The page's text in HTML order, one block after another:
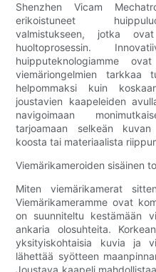
Shenzhen Vicam
erikoistuneet
valmistukseen, jotka
huoltoprosessin.
huipputeknologiamme
viemäriongelmien tarkkaa
helpommaksi kuin
joustavien kaapeleiden
navigoimaan
tarjoamaan selkeän
koosta tai materiaalista
Viemärikameroiden sisäinen
Miten viemärikamerat
Viemärikameramme ovat
on suunniteltu kestämään
ankaria olosuhteita.
yksityiskohtaisia kuvia ja
lähettää syötteen